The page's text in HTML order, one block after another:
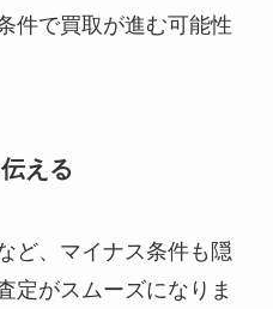
件で買取が進む可能性
える
ど、マイナス条件も隠
定がスムーズになりま